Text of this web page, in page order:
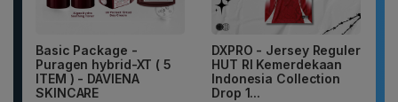
Basic Package -
Puragen hybrid-XT ( 5
ITEM ) - DAVIENA
SKINCARE
DXPRO - Jersey Reguler
HUT RI Kemerdekaan
Indonesia Collection
Drop 1...